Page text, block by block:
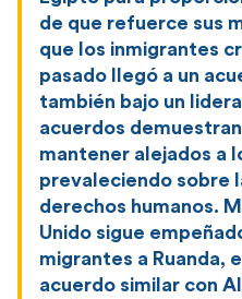
de que refuerce sus
que los inmigrantes
pasado llegó a un
también bajo un
acuerdos
mantener alejados a
prevaleciendo sobre
derechos humanos.
Unido sigue
migrantes a Ruanda,
acuerdo similar con